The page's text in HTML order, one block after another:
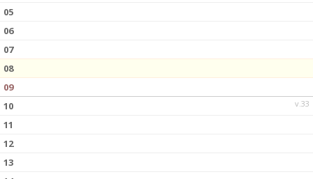
05
06
07
08
09
v.33
10
11
12
13